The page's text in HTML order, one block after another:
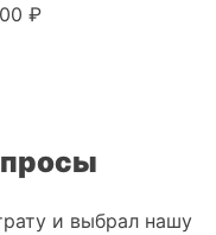
₽
и выбрал нашу